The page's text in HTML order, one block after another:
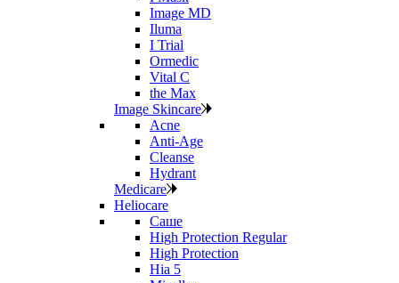
Image MD
Iluma
I Trial
Ormedic
Vital C
the Max
Image Skincare
Acne
Anti‑Age
Cleanse
Hydrant
Medicare
Heliocare
Саше
High Protection Regular
High Protection
Hia 5